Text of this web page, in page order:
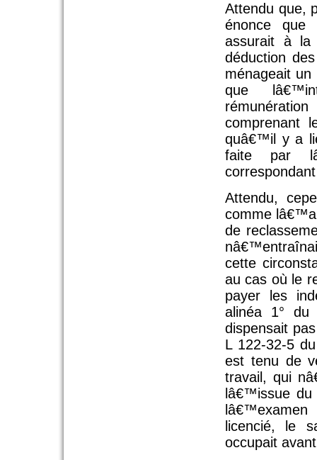
Attendu que,
énonce que
assurait à la
déduction
ménageait
que
comprenant
quâ€™il y a
faite par
Attendu,
comme
de
cette
au cas où le
payer les
alinéa 1°
dispensait
L 122-32-5
est tenu de
travail, qui
lâ€™issue
licencié, le
occupait